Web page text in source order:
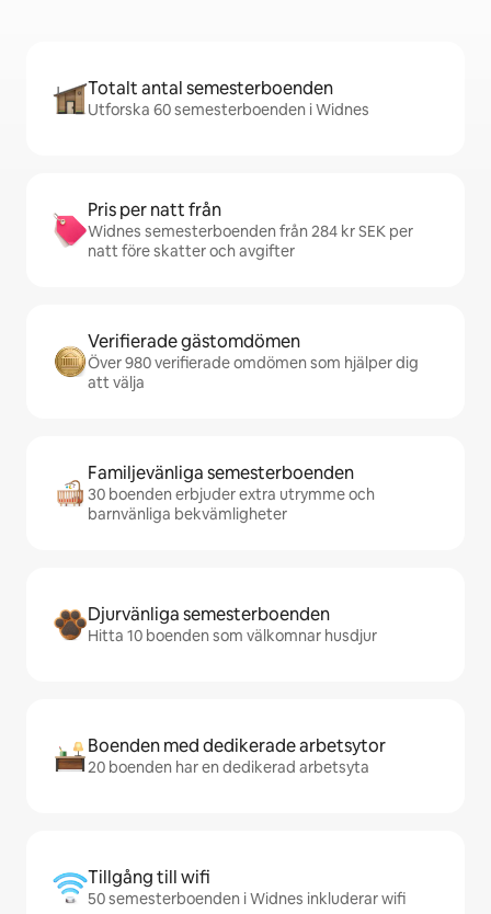
Totalt antal semesterboenden
Utforska 60 semesterboenden i Widnes
Pris per natt från
Widnes semesterboenden från 284 kr SEK per
natt före skatter och avgifter
Verifierade gästomdömen
Över 980 verifierade omdömen som hjälper dig
att välja
Familjevänliga semesterboenden
30 boenden erbjuder extra utrymme och
barnvänliga bekvämligheter
Djurvänliga semesterboenden
Hitta 10 boenden som välkomnar husdjur
Boenden med dedikerade arbetsytor
20 boenden har en dedikerad arbetsyta
Tillgång till wifi
50 semesterboenden i Widnes inkluderar wifi